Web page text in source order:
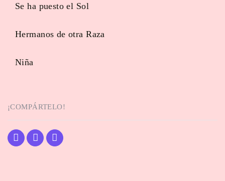
Se ha puesto el Sol
Hermanos de otra Raza
Niña
¡COMPÁRTELO!